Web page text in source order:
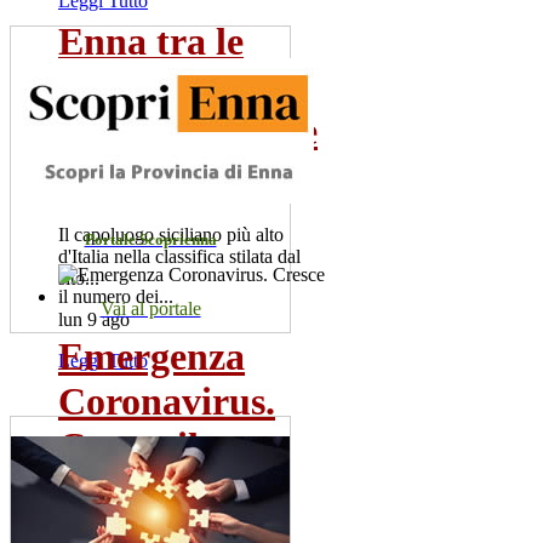
Enna tra le
città d'Italia
poco conosciute
da...
Il capoluogo siciliano più alto
d'Italia nella classifica stilata dal
sito...
lun 9 ago
Leggi Tutto
Emergenza
Coronavirus.
Cresce il
numero dei...
Portale Scoprienna
Vai al portale